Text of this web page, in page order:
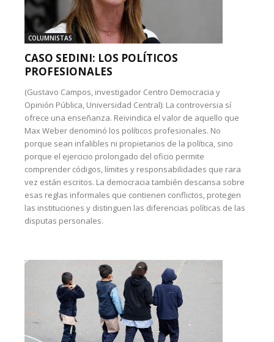
COLUMNISTAS
CASO SEDINI: LOS POLÍTICOS
PROFESIONALES
(Gustavo Campos, investigador Centro Democracia y
Opinión Pública, Universidad Central): La controversia sí
ofrece una enseñanza. Reivindica el valor de aquello que
Max Weber denominó los políticos profesionales. No
porque sean infalibles ni propietarios de la política, sino
porque el ejercicio prolongado del oficio permite
comprender códigos, límites y responsabilidades que rara
vez están escritos. La democracia también descansa sobre
esas reglas informales que contienen conflictos, protegen
las instituciones y distinguen las diferencias políticas de las
disputas personales.